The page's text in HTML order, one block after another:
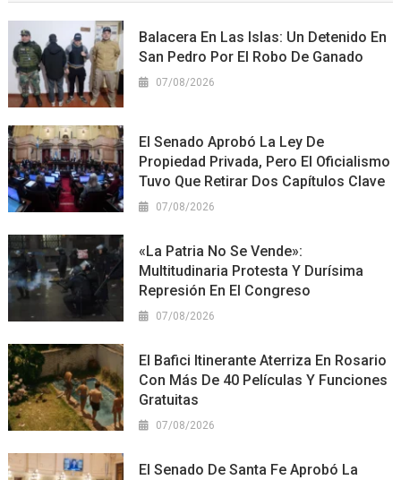
Balacera En Las Islas: Un Detenido En
San Pedro Por El Robo De Ganado
07/08/2026
El Senado Aprobó La Ley De
Propiedad Privada, Pero El Oficialismo
Tuvo Que Retirar Dos Capítulos Clave
07/08/2026
«La Patria No Se Vende»:
Multitudinaria Protesta Y Durísima
Represión En El Congreso
07/08/2026
El Bafici Itinerante Aterriza En Rosario
Con Más De 40 Películas Y Funciones
Gratuitas
07/08/2026
El Senado De Santa Fe Aprobó La